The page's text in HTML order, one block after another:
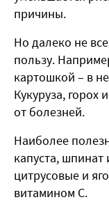
причины.
Но далеко не
пользу.
картошкой – в
Кукуруза, горох
от болезней.
Наиболее
капуста, шпинат
цитрусовые и
витамином С.